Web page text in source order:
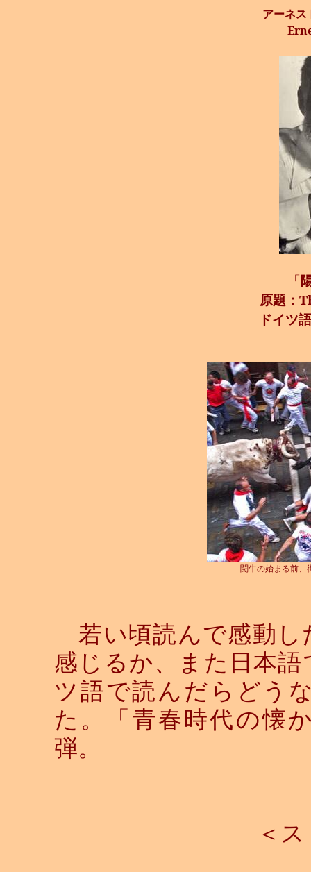
アーネ
「
原題：
ドイツ
闘牛の始まる前、
若い頃読んで感動し
感じるか、また日本
ツ語で読んだらどう
た。「青春時代の懐
弾。
＜